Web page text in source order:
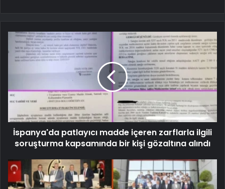
İspanya'da patlayıcı madde içeren zarflarla ilgili
soruşturma kapsamında bir kişi gözaltına alındı